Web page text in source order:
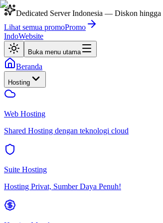
Dedicated Server Indonesia — Diskon hingga
Lihat semua promoPromo
IndoWebsite
Buka menu utama
Beranda
Hosting
Web Hosting
Shared Hosting dengan teknologi cloud
Suite Hosting
Hosting Privat, Sumber Daya Penuh!